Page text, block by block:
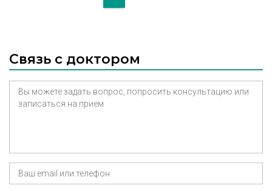
Связь с доктором